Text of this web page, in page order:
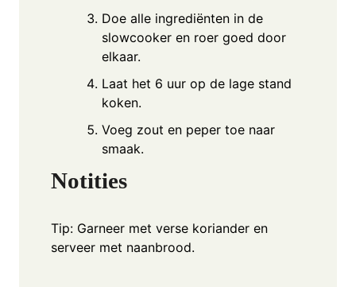
Doe alle ingrediënten in de
slowcooker en roer goed door
elkaar.
Laat het 6 uur op de lage stand
koken.
Voeg zout en peper toe naar
smaak.
Notities
Tip: Garneer met verse koriander en
serveer met naanbrood.